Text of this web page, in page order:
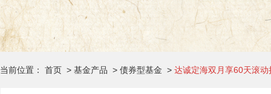
当前位置： 首页 > 基金产品 > 债券型基金 > 达诚定海双月享60天滚动